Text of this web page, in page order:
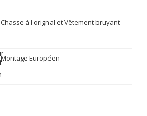
Chasse à l'orignal et Vêtement bruyant
Montage Européen